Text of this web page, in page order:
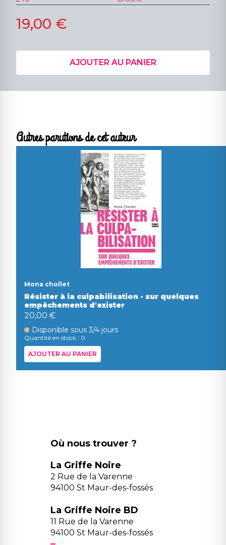
19,00 €
AJOUTER AU PANIER
Autres parutions de cet auteur
Mona chollet
Résister à la culpabilisation - sur quelques
empêchements d'exister
20,00 €
Disponible sous 3/4 jours
Quantité en stock : 0
AJOUTER AU PANIER
Où nous trouver ?
La Griffe Noire
2 Rue de la Varenne
94100 St Maur-des-fossés
La Griffe Noire BD
11 Rue de la Varenne
94100 St Maur-des-fossés